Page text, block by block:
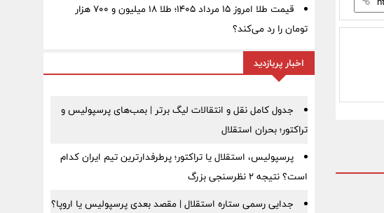
قیمت طلا امروز ۱۵ مرداد ۱۴۰۵؛ طلا ۱۸ میلیون و ۷۰۰ هزار
تومان را رد می‌کند؟
اخبار پربازدید
جدول کامل نقل و انتقالات لیگ برتر | بمب‌های پرسپولیس و
تراکتور؛ بحران استقلال
پرسپولیس، استقلال یا تراکتور؛ پرطرفدارترین تیم ایران کدام
است؟ نتیجه ۲ نظرسنجی بزرگ
جدایی رسمی ستاره استقلال | مقصد بعدی پرسپولیس یا اروپا؟